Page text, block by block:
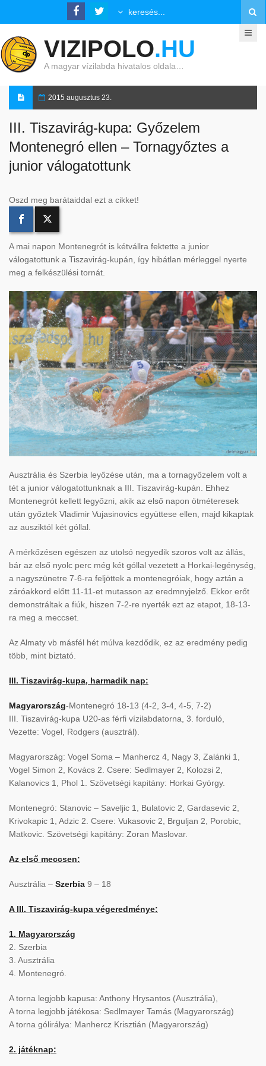
VIZIPOLO.HU
A magyar vízilabda hivatalos oldala…
2015 augusztus 23.
III. Tiszavirág-kupa: Győzelem
Montenegró ellen – Tornagyőztes a
junior válogatottunk
Oszd meg barátaiddal ezt a cikket!
A mai napon Montenegrót is kétvállra fektette a junior
válogatottunk a Tiszavirág-kupán, így hibátlan mérleggel nyerte
meg a felkészülési tornát.
Ausztrália és Szerbia leyőzése után, ma a tornagyőzelem volt a
tét a junior válogatottunknak a III. Tiszavirág-kupán. Ehhez
Montenegrót kellett legyőzni, akik az első napon ötméteresek
után győztek Vladimir Vujasinovics együttese ellen, majd kikaptak
az ausziktól két góllal.
A mérkőzésen egészen az utolsó negyedik szoros volt az állás,
bár az első nyolc perc még két góllal vezetett a Horkai-legénység,
a nagyszünetre 7-6-ra feljöttek a montenegróiak, hogy aztán a
záróakkord előtt 11-11-et mutasson az eredmnyjelző. Ekkor erőt
demonstráltak a fiúk, hiszen 7-2-re nyerték ezt az etapot, 18-13-
ra meg a meccset.
Az Almaty vb másfél hét múlva kezdődik, ez az eredmény pedig
több, mint biztató.
III. Tiszavirág-kupa, harmadik nap:
Magyarország-Montenegró 18-13 (4-2, 3-4, 4-5, 7-2)
III. Tiszavirág-kupa U20-as férfi vízilabdatorna, 3. forduló,
Vezette: Vogel, Rodgers (ausztrál).
Magyarország: Vogel Soma – Manhercz 4, Nagy 3, Zalánki 1,
Vogel Simon 2, Kovács 2. Csere: Sedlmayer 2, Kolozsi 2,
Kalanovics 1, Phol 1. Szövetségi kapitány: Horkai György.
Montenegró: Stanovic – Saveljic 1, Bulatovic 2, Gardasevic 2,
Krivokapic 1, Adzic 2. Csere: Vukasovic 2, Brguljan 2, Porobic,
Matkovic. Szövetségi kapitány: Zoran Maslovar.
Az első meccsen:
Ausztrália – Szerbia 9 – 18
A III. Tiszavirág-kupa végeredménye:
1. Magyarország
2. Szerbia
3. Ausztrália
4. Montenegró.
A torna legjobb kapusa: Anthony Hrysantos (Ausztrália),
A torna legjobb játékosa: Sedlmayer Tamás (Magyarország)
A torna gólirálya: Manhercz Krisztián (Magyarország)
2. játéknap: